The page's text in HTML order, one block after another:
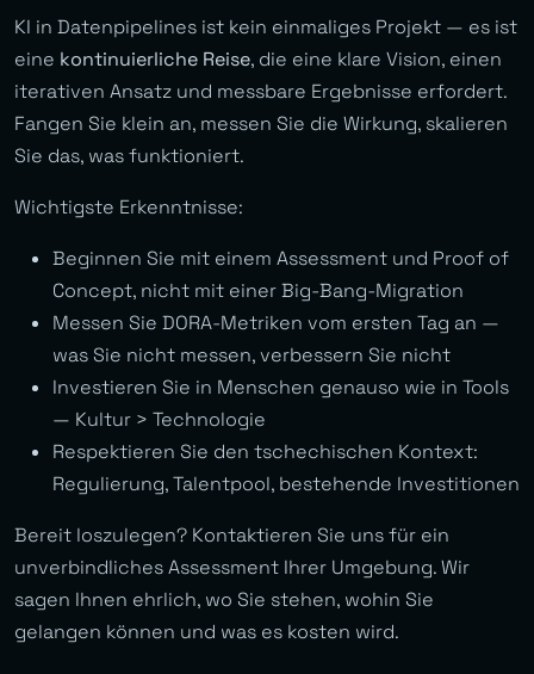
KI in Datenpipelines ist kein einmaliges Projekt — es ist
eine kontinuierliche Reise, die eine klare Vision, einen
iterativen Ansatz und messbare Ergebnisse erfordert.
Fangen Sie klein an, messen Sie die Wirkung, skalieren
Sie das, was funktioniert.
Wichtigste Erkenntnisse:
Beginnen Sie mit einem Assessment und Proof of
Concept, nicht mit einer Big-Bang-Migration
Messen Sie DORA-Metriken vom ersten Tag an —
was Sie nicht messen, verbessern Sie nicht
Investieren Sie in Menschen genauso wie in Tools
— Kultur > Technologie
Respektieren Sie den tschechischen Kontext:
Regulierung, Talentpool, bestehende Investitionen
Bereit loszulegen? Kontaktieren Sie uns für ein
unverbindliches Assessment Ihrer Umgebung. Wir
sagen Ihnen ehrlich, wo Sie stehen, wohin Sie
gelangen können und was es kosten wird.